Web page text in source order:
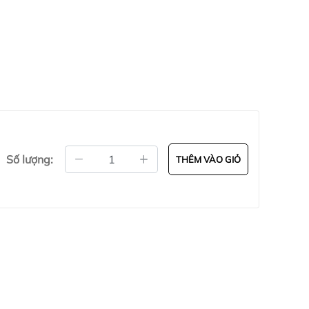
mọi nhu cầu sử dụng của người dùng.
cảm giác thoải mái, dễ chịu giúp bạn ngủ
Số lượng: THÊM VÀO GIỎ